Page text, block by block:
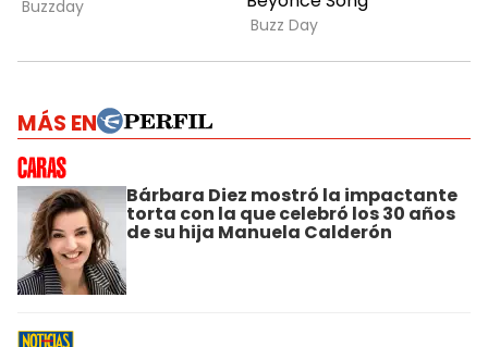
MÁS EN
Bárbara Diez mostró la impactante
torta con la que celebró los 30 años
de su hija Manuela Calderón